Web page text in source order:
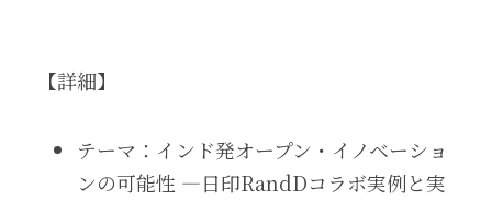
【詳細】
テーマ：インド発オープン・イノベーショ
ンの可能性 ―日印RandDコラボ実例と実